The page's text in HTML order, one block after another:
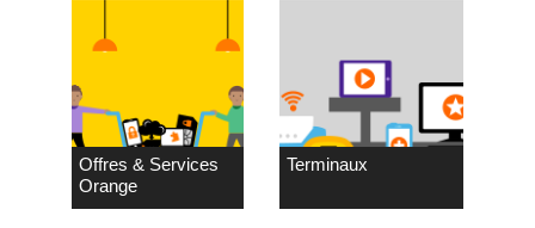
Offres & Services
Orange
Terminaux